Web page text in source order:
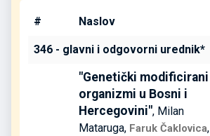
# Naslov
346 - glavni i odgovorni urednik*
"Genetički modificirani
organizmi u Bosni i
Hercegovini", Milan
Mataruga, Faruk Čaklovica,